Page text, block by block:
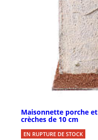
Maisonnette porche
crèches de 10 cm
EN RUPTURE DE STOCK